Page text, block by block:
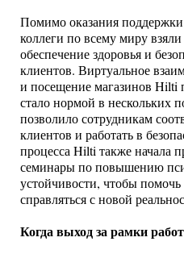
Помимо оказания
коллеги по всему миру взяли
обеспечение здоровья и
клиентов. Виртуальное
и посещение магазинов Hilti
стало нормой в нескольких
позволило сотрудникам
клиентов и работать в
процесса Hilti также начала
семинары по повышению
устойчивости, чтобы
справляться с новой
Когда выход за рамки